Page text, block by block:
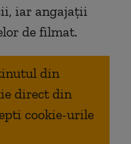
iar angajații
de filmat.
din
direct din
cookie-urile